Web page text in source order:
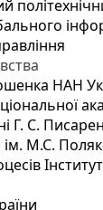
НАН
Г. С.
ім. М.С.